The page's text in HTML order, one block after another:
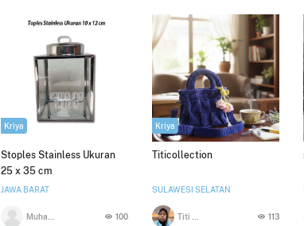
Kriya
Stoples Stainless Ukuran
25 x 35 cm
JAWA BARAT
100
Kriya
Titicollection
SULAWESI SELATAN
113